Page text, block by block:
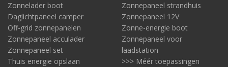
Zonnelader boot
Daglichtpaneel camper
Off-grid zonnepanelen
Zonnepaneel acculader
Zonnepaneel set
Thuis energie opslaan
Zonnepaneel strandhuis
Zonnepaneel 12V
Zonne-energie boot
Zonnepaneel voor
laadstation
>>> Méér toepassingen